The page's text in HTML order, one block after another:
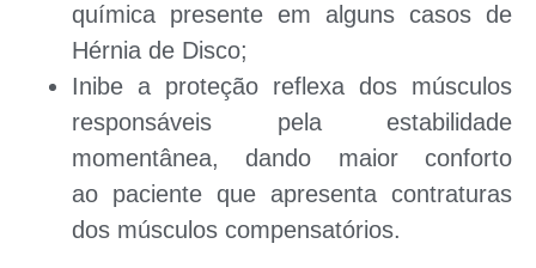
química presente em alguns casos de
Hérnia de Disco;
Inibe a proteção reflexa dos músculos
responsáveis pela estabilidade
momentânea, dando maior conforto
ao paciente que apresenta contraturas
dos músculos compensatórios.